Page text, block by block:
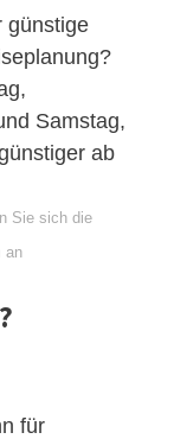
günstige
Samstag,
ab
Sie sich die
an
für